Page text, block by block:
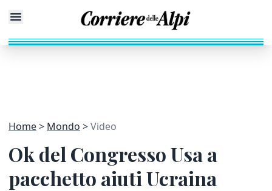
Home Mondo Video
Ok del Congresso Usa a
pacchetto aiuti Ucraina